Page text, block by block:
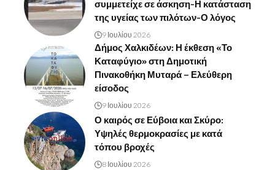
συμμετείχε σε άσκηση-Η κατάσταση
της υγείας των πιλότων-Ο λόγος
9 Ιουλίου 2026
Δήμος Χαλκιδέων: Η έκθεση «Το
Καταφύγιο» στη Δημοτική
Πινακοθήκη Μυταρά – Ελεύθερη
είσοδος
9 Ιουλίου 2026
Ο καιρός σε Εύβοια και Σκύρο:
Υψηλές θερμοκρασίες με κατά
τόπου βροχές
8 Ιουλίου 2026